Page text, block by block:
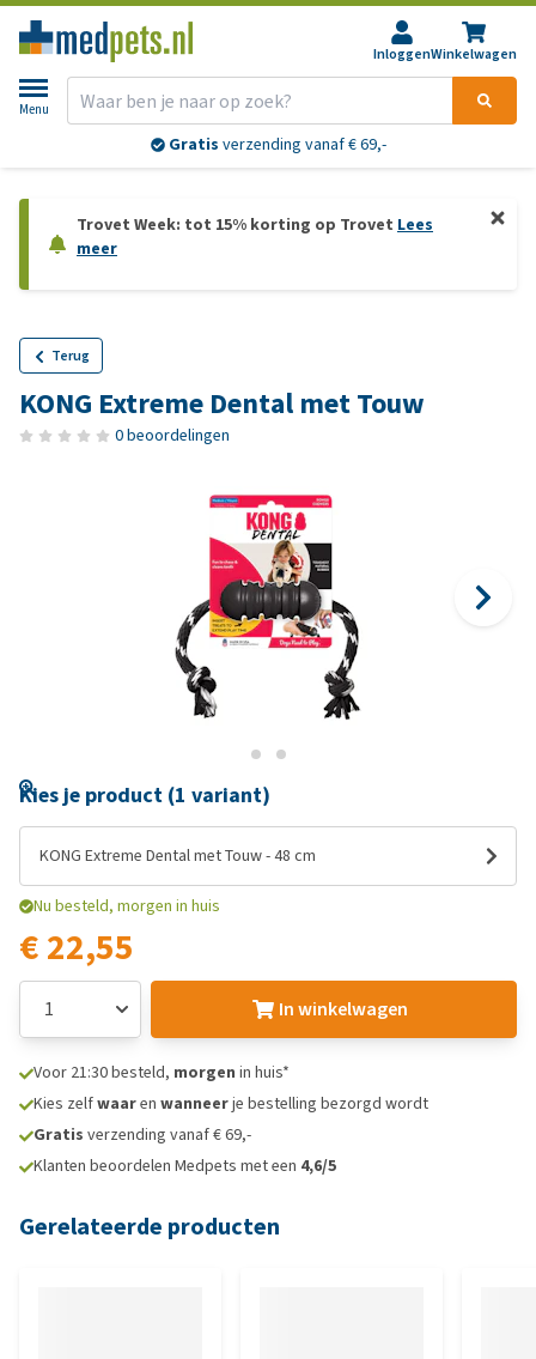
InloggenWinkelwagen
Menu
Gratis verzending vanaf € 69,-
Trovet Week: tot 15% korting op Trovet Lees
meer
Terug
KONG Extreme Dental met Touw
0 beoordelingen
Kies je product (1 variant)
KONG Extreme Dental met Touw - 48 cm
Nu besteld, morgen in huis
€ 22,55
In winkelwagen
Voor 21:30 besteld, morgen in huis*
Kies zelfwaaren wanneerje bestelling bezorgd wordt
Gratis verzending vanaf € 69,-
Klanten beoordelen Medpets met een 4,6/5
Gerelateerde producten